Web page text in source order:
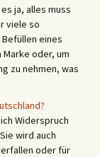
ja, alles muss
viele so
eines
oder, um
zu nehmen, was
Widerspruch
wird auch
oder für